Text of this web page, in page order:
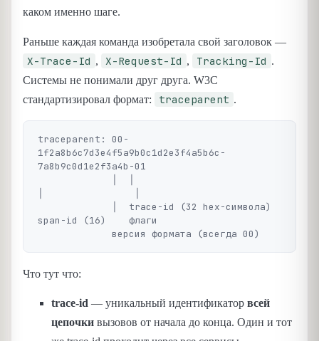
каком именно шаге.
Раньше каждая команда изобретала свой заголовок —
X-Trace-Id , X-Request-Id , Tracking-Id .
Системы не понимали друг друга. W3C
стандартизировал формат:
traceparent .
traceparent: 00-
1f2a8b6c7d3e4f5a9b0c1d2e3f4a5b6c-
7a8b9c0d1e2f3a4b-01
span-id (16)    флаги
Что тут что:
trace-id — уникальный идентификатор всей
цепочки вызовов от начала до конца. Один и тот